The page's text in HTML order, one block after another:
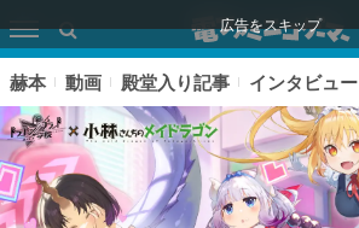
広告をスキップ
赫本 動画 殿堂入り記事 インタビュー